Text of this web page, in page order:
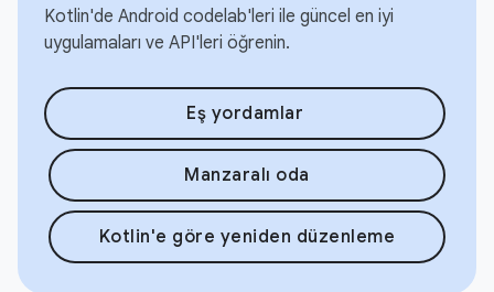
Kotlin'de Android codelab'leri ile güncel en iyi
uygulamaları ve API'leri öğrenin.
Eş yordamlar
Manzaralı oda
Kotlin'e göre yeniden düzenleme